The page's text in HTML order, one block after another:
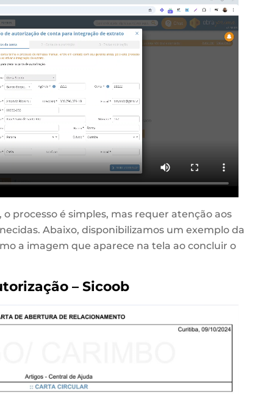
processo é simples, mas requer atenção aos
Abaixo, disponibilizamos um exemplo da
a imagem que aparece na tela ao concluir o
– Sicoob